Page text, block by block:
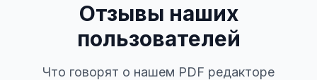
Отзывы наших
пользователей
Что говорят о нашем PDF редакторе